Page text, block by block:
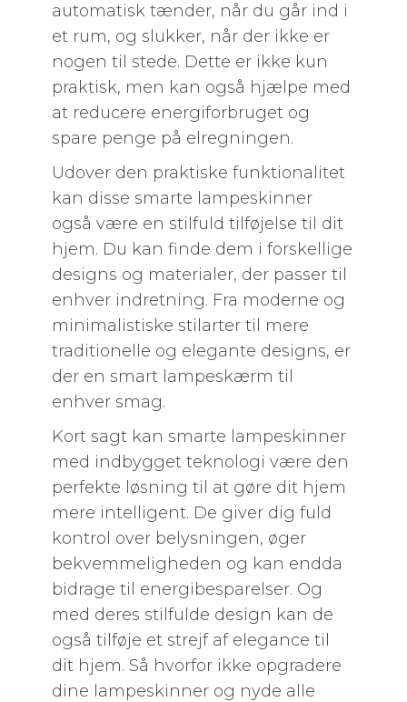
automatisk tænder, når du går ind i
et rum, og slukker, når der ikke er
nogen til stede. Dette er ikke kun
praktisk, men kan også hjælpe med
at reducere energiforbruget og
spare penge på elregningen.
Udover den praktiske funktionalitet
kan disse smarte lampeskinner
også være en stilfuld tilføjelse til dit
hjem. Du kan finde dem i forskellige
designs og materialer, der passer til
enhver indretning. Fra moderne og
minimalistiske stilarter til mere
traditionelle og elegante designs, er
der en smart lampeskærm til
enhver smag.
Kort sagt kan smarte lampeskinner
med indbygget teknologi være den
perfekte løsning til at gøre dit hjem
mere intelligent. De giver dig fuld
kontrol over belysningen, øger
bekvemmeligheden og kan endda
bidrage til energibesparelser. Og
med deres stilfulde design kan de
også tilføje et strejf af elegance til
dit hjem. Så hvorfor ikke opgradere
dine lampeskinner og nyde alle